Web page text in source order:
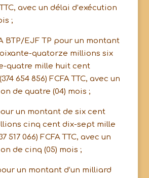
avec un délai d’exécution
;
BTP/EJF TP pour un montant
quatorze millions six
quatre mille huit cent
654 856) FCFA TTC, avec un
de quatre (04) mois ;
un montant de six cent
cinq cent dix-sept mille
517 066) FCFA TTC, avec un
de cinq (05) mois ;
un montant d’un milliard